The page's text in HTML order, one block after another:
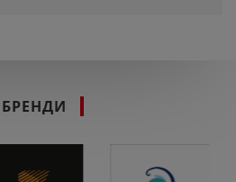
БРЕНДИ